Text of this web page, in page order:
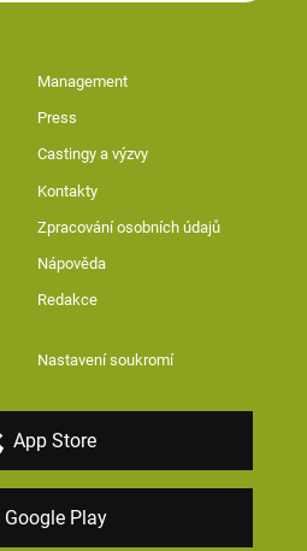
Management
Press
Castingy a výzvy
Kontakty
Zpracování osobních údajů
Nápověda
Redakce
Nastavení soukromí
App Store
Google Play